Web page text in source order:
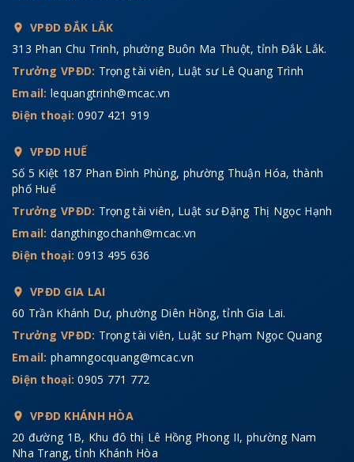
VPĐD ĐẮK LẮK
313 Phan Chu Trinh, phường Buôn Ma Thuột, tỉnh Đắk Lắk.
Trưởng VPĐD: Trọng tài viên, Luật sư Lê Quang Trình
Email: lequangtrinh@mcac.vn
Điện thoại:0907 421 919
VPĐD HUẾ
Số 5 Kiệt 187 Phan Đình Phùng, phường Thuận Hóa, thành
phố Huế
Trưởng VPĐD: Trọng tài viên, Luật sư Đặng Thị Ngọc Hạnh
Email: dangthingochanh@mcac.vn
Điện thoại:0913 495 636
VPĐD GIA LAI
60 Trần Khánh Dư, phường Diên Hồng, tỉnh Gia Lai.
Trưởng VPĐD: Trọng tài viên, Luật sư Phạm Ngọc Quang
Email: phamngocquang@mcac.vn
Điện thoại:0905 771 772
VPĐD KHÁNH HÒA
20 đường 1B, Khu đô thị Lê Hồng Phong II, phường Nam
Nha Trang, tỉnh Khánh Hòa